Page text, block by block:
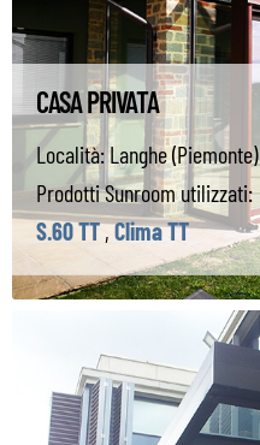
CASA PRIVATA
Località:Langhe (Piemonte)
Prodotti Sunroom utilizzati:
S.60 TT,Clima TT